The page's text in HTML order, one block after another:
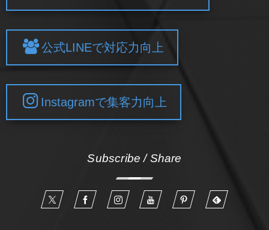
公式LINEで対応力向上
Instagramで集客力向上
Subscribe / Share